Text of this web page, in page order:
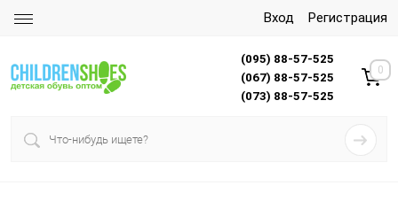
Вход Регистрация
(095) 88-57-525
(067) 88-57-525
(073) 88-57-525
0